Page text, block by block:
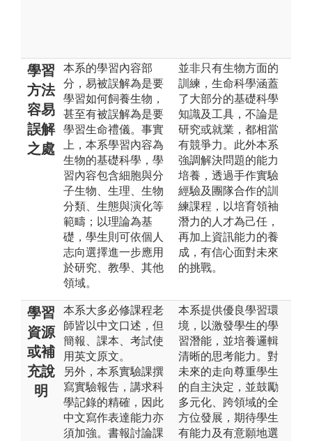
學習
方法
容易
誤解
之處
本系的學習內容部
分，易被誤解為是要
學習如何飼養生物，
甚至有被誤解為是要
學習生命禮儀。事實
上，本系學習內容為
生物的基礎科學，學
習內容包含細胞與分
子生物、生理、生物
分類、生態與演化等
範疇；以理論為基
礎，學生則可依個人
志向選擇進一步應用
於研究、教學、其他
領域。
並非只有生物方面的
訓練，生命科學涵蓋
了大部分的基礎科學
知識及工具，不論是
研究或就業，都相當
有競爭力。此外本系
強調解決問題的能力
培養，透過手作實驗
經驗及團隊合作的訓
練課程，以培育領袖
潛力的人才為己任，
再加上資訊能力的養
成，有信心面對未來
的挑戰。
學習
資源
或補
充說
明
本系大多必修課程老
師皆以中文口述，但
簡報、課本、考試使
用英文原文。
另外，本系實驗課撰
寫實驗報告，講求科
學記錄的精確，因此
中文寫作表達能力亦
須加強。書報討論課
本系提供優良學習環
境，以激發學生的學
習潛能，並培養邏輯
清晰的思考能力。對
未來的走向尊重學生
的自主決定，並鼓勵
多元化、跨領域的全
方位發展，期待學生
有能力及有意願地選